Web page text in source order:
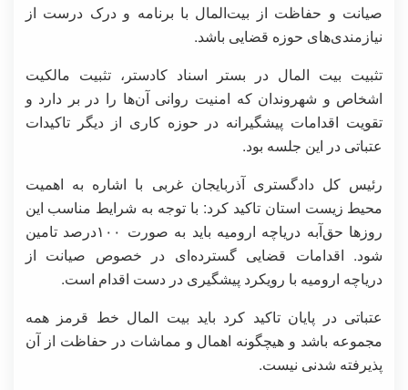
صیانت و حفاظت از بیت‌المال با برنامه و درک درست از
نیازمندی‌های حوزه قضایی باشد.
تثبیت بیت المال در بستر اسناد کادستر، تثبیت مالکیت
اشخاص و شهروندان که امنیت روانی آن‌ها را در بر دارد و
تقویت اقدامات پیشگیرانه در حوزه کاری از دیگر تاکیدات
عتباتی در این جلسه بود.
رئیس کل دادگستری آذربایجان غربی با اشاره به اهمیت
محیط زیست استان تاکید کرد: با توجه به شرایط مناسب این
روزها حق‌آبه دریاچه ارومیه باید به صورت ۱۰۰درصد تامین
شود. اقدامات قضایی گسترده‌ای در خصوص صیانت از
دریاچه ارومیه با رویکرد پیشگیری در دست اقدام است.
عتباتی در پایان تاکید کرد باید بیت المال خط قرمز همه
مجموعه باشد و هیچگونه اهمال و مماشات در حفاظت از آن
پذیرفته شدنی نیست.